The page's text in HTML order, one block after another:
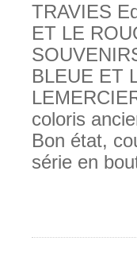
TRAVIES
ET LE
BLEUE ET
coloris
Bon état,
série en